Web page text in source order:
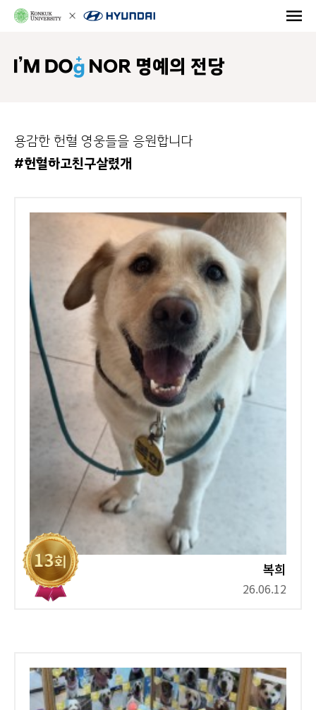
NOR 명예의 전당
용감한 헌혈 영웅들을 응원합니다
#헌혈하고친구살렸개
복희
26.06.12